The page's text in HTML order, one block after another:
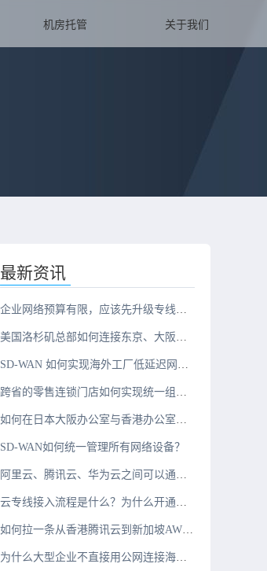
机房托管 关于我们
最新资讯
企业网络预算有限，应该先升级专线还是服务器？
美国洛杉矶总部如何连接东京、大阪、新加坡三地办公室？
SD-WAN 如何实现海外工厂低延迟网络？
跨省的零售连锁门店如何实现统一组网？
如何在日本大阪办公室与香港办公室之间搭建组网？
SD-WAN如何统一管理所有网络设备？
阿里云、腾讯云、华为云之间可以通过云专线互联吗？
云专线接入流程是什么？为什么开通周期需要几周？
如何拉一条从香港腾讯云到新加坡AWS的10G云专线？
为什么大型企业不直接用公网连接海外办公室？